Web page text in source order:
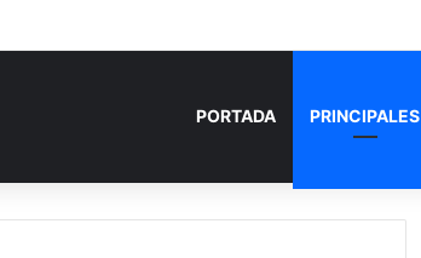
local comercial en Cancún
PORTADA PRINCIPALES